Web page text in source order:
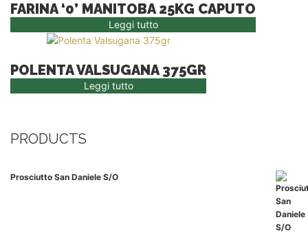
FARINA ‘0’ MANITOBA 25KG CAPUTO
Leggi tutto
POLENTA VALSUGANA 375GR
Leggi tutto
PRODUCTS
Prosciutto San Daniele S/o